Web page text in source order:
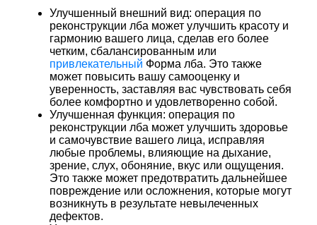
Улучшенный внешний вид: операция по
реконструкции лба может улучшить красоту и
гармонию вашего лица, сделав его более
четким, сбалансированным или
привлекательный Форма лба. Это также
может повысить вашу самооценку и
уверенность, заставляя вас чувствовать себя
более комфортно и удовлетворенно собой.
Улучшенная функция: операция по
реконструкции лба может улучшить здоровье
и самочувствие вашего лица, исправляя
любые проблемы, влияющие на дыхание,
зрение, слух, обоняние, вкус или ощущения.
Это также может предотвратить дальнейшее
повреждение или осложнения, которые могут
возникнуть в результате невылеченных
дефектов.